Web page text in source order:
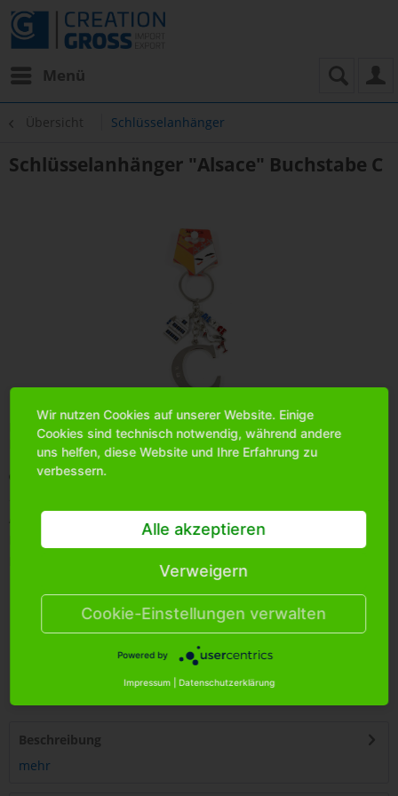
Menü
Übersicht Schlüsselanhänger
Schlüsselanhänger "Alsace" Buchstabe C
Bittemelden Sie sich an, um mehr Informationen über das
Produkt zu erhalten.
Merken
Artikel-Nr.:
108
360
250255 466359
Beschreibung
mehr
Wir nutzen Cookies auf unserer Website. Einige
Cookies sind technisch notwendig, während andere
uns helfen, diese Website und Ihre Erfahrung zu
verbessern.
Alle akzeptieren
Verweigern
Cookie-Einstellungen verwalten
Powered by
Impressum Datenschutzerklärung